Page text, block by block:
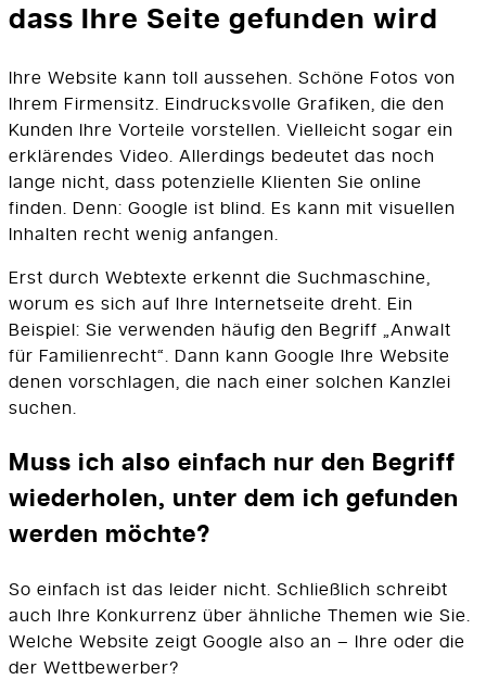
dass Ihre Seite gefunden wird
Ihre Website kann toll aussehen. Schöne Fotos von
Ihrem Firmensitz. Eindrucksvolle Grafiken, die den
Kunden Ihre Vorteile vorstellen. Vielleicht sogar ein
erklärendes Video. Allerdings bedeutet das noch
lange nicht, dass potenzielle Klienten Sie online
finden. Denn: Google ist blind. Es kann mit visuellen
Inhalten recht wenig anfangen.
Erst durch Webtexte erkennt die Suchmaschine,
worum es sich auf Ihre Internetseite dreht. Ein
Beispiel: Sie verwenden häufig den Begriff „Anwalt
für Familienrecht“. Dann kann Google Ihre Website
denen vorschlagen, die nach einer solchen Kanzlei
suchen.
Muss ich also einfach nur den Begriff
wiederholen, unter dem ich gefunden
werden möchte?
So einfach ist das leider nicht. Schließlich schreibt
auch Ihre Konkurrenz über ähnliche Themen wie Sie.
Welche Website zeigt Google also an – Ihre oder die
der Wettbewerber?